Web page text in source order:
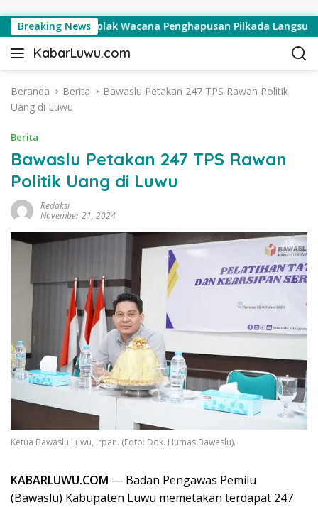
Breaking News
Tegas Tolak Wacana Penghapusan Pilkada Langsung
KabarLuwu.com
r
d
a
f
m
a
s
i
L
u
Beranda Berita
Bawaslu Petakan 247 TPS Rawan Politik
Uang di Luwu
Berita
Bawaslu Petakan 247 TPS Rawan
Politik Uang di Luwu
Redaksi
November 21, 2024
Ketua Bawaslu Luwu, Irpan. (Foto: Dok. Humas Bawaslu).
KABARLUWU.COM — Badan Pengawas Pemilu
(Bawaslu) Kabupaten Luwu memetakan terdapat 247